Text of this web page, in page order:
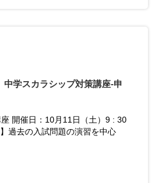
中学スカラシップ対策講座-申
開催日：10月11日（土）9 : 30
過去の入試問題の演習を中心